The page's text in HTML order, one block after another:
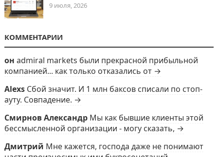
9 июля, 2026
КОММЕНТАРИИ
он admiral markets были прекрасной прибыльной
компанией... как только отказались от →
Alexs Сбой значит. И 1 млн баксов списали по стоп-
ауту. Совпадение. →
Смирнов Александр Мы как бывшие клиенты этой
бессмысленной организации - могу сказать, →
Дмитрий Мне кажется, господа даже не понимают